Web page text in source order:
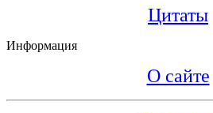
Цитаты
Информация
О сайте